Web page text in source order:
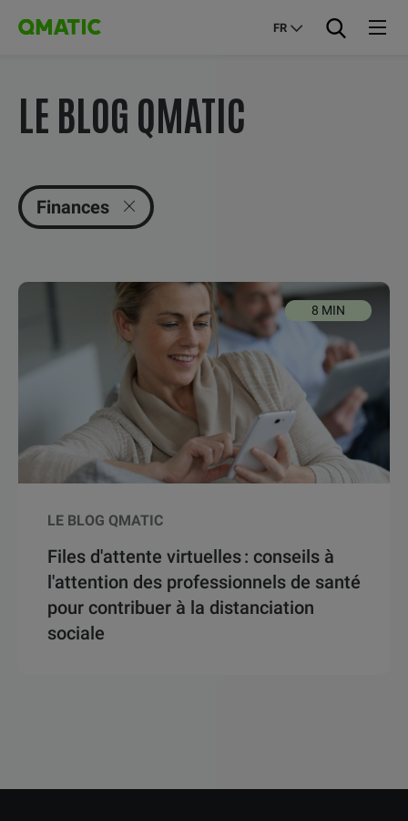
FR
LE BLOG QMATIC
Finances
8 MIN
LE BLOG QMATIC
Files d'attente virtuelles : conseils à
l'attention des professionnels de santé
pour contribuer à la distanciation
sociale